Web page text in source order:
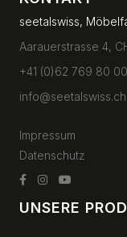
seetalswiss,
Aarauerstrasse 4,
+41 (0)62 769 80 00
info@seetalswiss.ch
Impressum
Datenschutz
UNSERE